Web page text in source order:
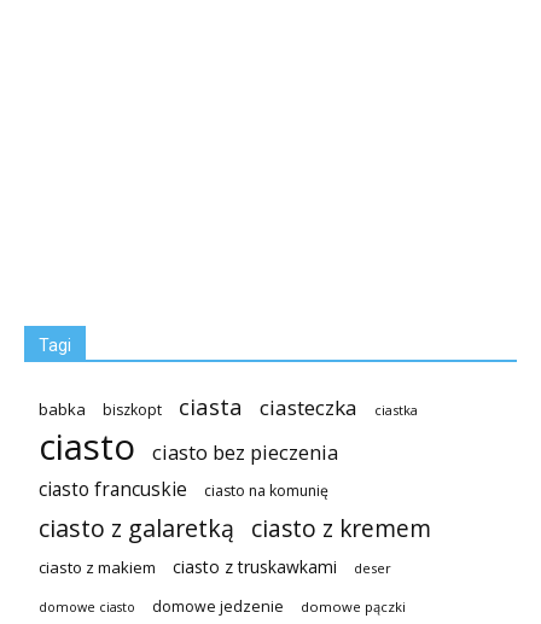
Tagi
babka biszkopt ciasta ciasteczka ciastka
ciasto ciasto bez pieczenia
ciasto francuskie ciasto na komunię
ciasto z galaretką ciasto z kremem
ciasto z makiem ciasto z truskawkami deser
domowe ciasto domowe jedzenie domowe pączki